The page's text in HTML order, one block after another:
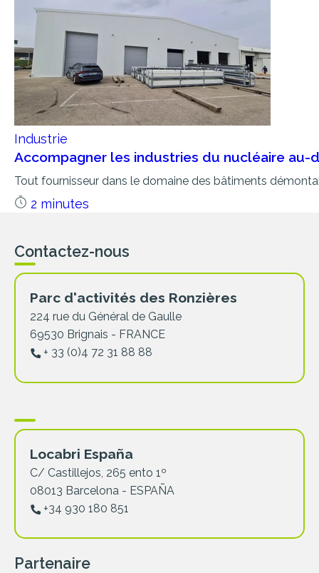
Industrie
Accompagner les industries du nucléaire au-
Tout fournisseur dans le domaine des bâtiments
2 minutes
Contactez-nous
Parc d'activités des Ronzières
224 rue du Général de Gaulle
69530 Brignais - FRANCE
+ 33 (0)4 72 31 88 88
Locabri España
C/ Castillejos, 265 ento 1º
08013 Barcelona - ESPAÑA
+34 930 180 851
Partenaire